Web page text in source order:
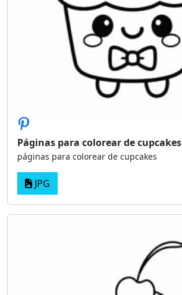
Páginas para colorear de cupcakes
páginas para colorear de cupcakes
JPG